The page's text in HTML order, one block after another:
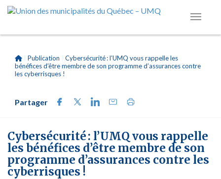
Publication
Cybersécurité : l’UMQ vous rappelle les
bénéfices d’être membre de son programme d’assurances contre
les cyberrisques !
Partager
Cybersécurité : l’UMQ vous rappelle
les bénéfices d’être membre de son
programme d’assurances contre les
cyberrisques !